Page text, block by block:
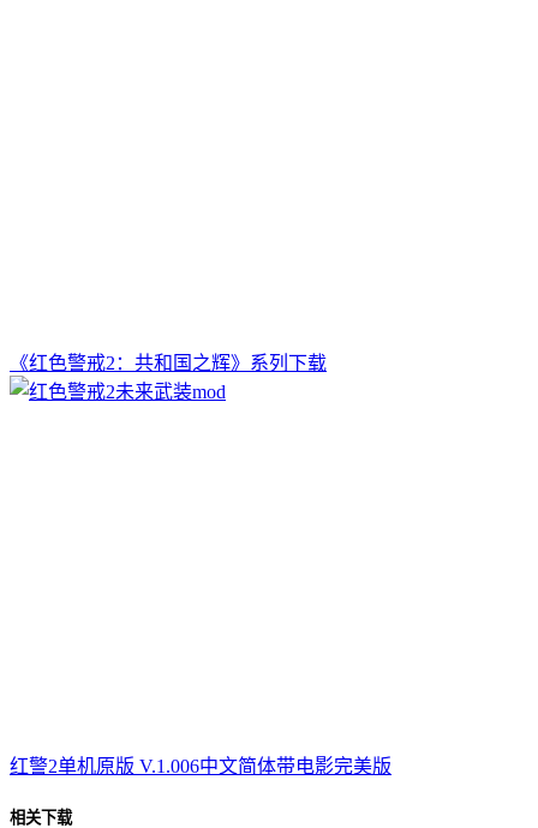
《红色警戒2：共和国之辉》系列下载
红警2单机原版 V.1.006中文简体带电影完美版
相关下载